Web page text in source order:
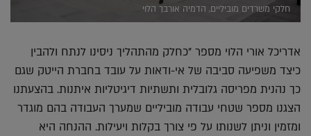
חלקי משרדים מוביליים, הדמיה אורבך הלוי
אדריכל אורי הלוי מספר "כחלק מהתהליך ניסינו לנתח ולהבין
כיצד משפיעה סביבה של אי-ודאות על עובד בחברת הייטק שגם
כך נהנית מפריסה גלובלית ותשתיות דיגיטליות איתנות. בהצעתנו
הצגנו מספר שטחי עבודה מוביליים שמערך העבודה בהם מוגדר
ומזמין וניתן לשנותו על פי צורך בקלות ויעילות. ההנחה היא